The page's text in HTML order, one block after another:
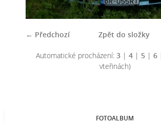
← Předchozí Zpět do složky
Automatické procházení: 3 | 4 | 5 | 6
vteřinách)
FOTOALBUM